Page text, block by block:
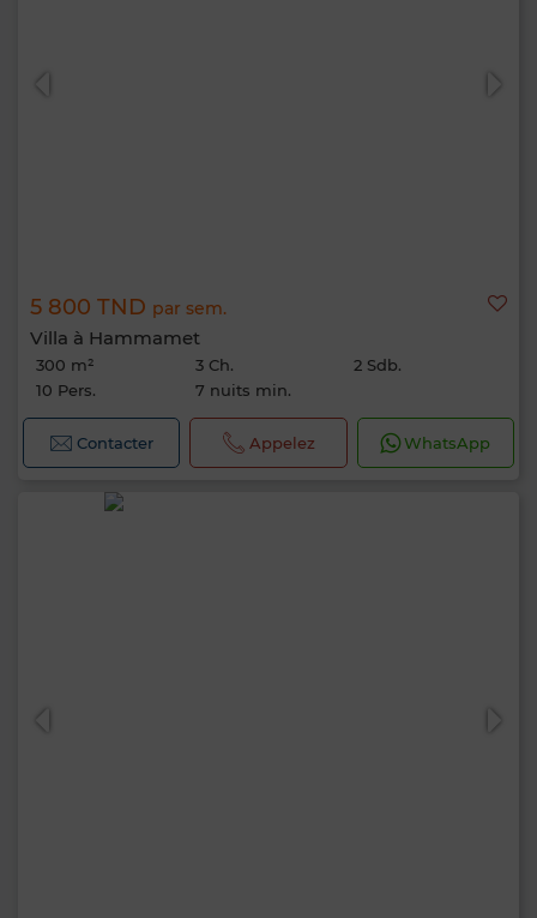
5 800 TND par sem.
Villa à Hammamet
300 m² 3 Ch.
2 Sdb.
10 Pers.
7 nuits min.
Contacter Appelez WhatsApp